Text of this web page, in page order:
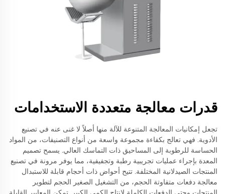
قدرات معالجة متعددة الاستخدامات
تجعل إمكانيات المعالجة المتنوعة للآلة منها أصلاً لا غنى عنه في تصنيع
الأدوية. فهي تعالج بكفاءة مجموعة واسعة من أنواع التصنيفات، من المواد
الحساسة للرطوبة إلى المساحيق ذات التماسك العالي. يسمح تصميم
المعدة بإجراء عمليات تجريبية رطبة وتجفيفية، مما يوفر مرونة في تصنيع
المنتجات الصيدلانية المختلفة. تتيح أحواض ذات أحجام قابلة للاستبدال
معالجة دفعات متفاوتة الحجم، من التشغيل الصغير الحجم لتطوير